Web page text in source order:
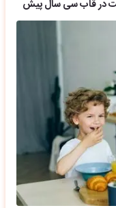
در قاب سی سال پیش